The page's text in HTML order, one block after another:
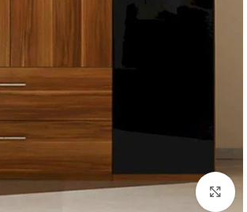
Click to enlarge